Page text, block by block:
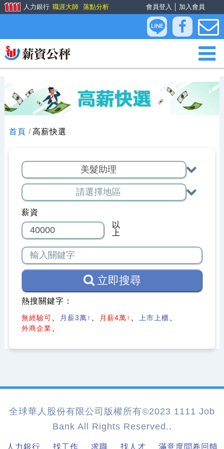
會員登入 加入會員
人力銀行 職涯大師 落點分析
首頁 高薪快選
薪資
以
上
立即搜尋
熱搜關鍵字：
無經驗可 月薪3萬↑ 月薪4萬↑
上市上櫃
外商企業
全球華人股份有限公司版權所有©2023 1111 Job
Bank All Rights Reserved..
人力銀行、 找工作、 求職、 找人才、 滿意度問卷回饋